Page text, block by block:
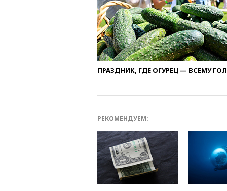
ПРАЗДНИК, ГДЕ ОГУРЕЦ — ВСЕМУ
РЕКОМЕНДУЕМ: